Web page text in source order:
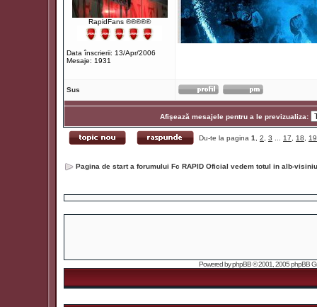
RapidFans ®®®®®
Data înscrierii: 13/Apr/2006
Mesaje: 1931
Sus
Afişează mesajele pentru a le previzualiza:
Du-te la pagina 1 2 3 17 18 19
Pagina de start a forumului Fc RAPID Oficial vedem totul in alb-
Powered byphpBB© 2001, 2005 phpBB